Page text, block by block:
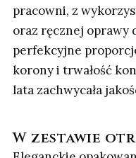
pracowni, z
oraz ręcznej oprawy
perfekcyjne
korony i trwałość
lata zachwycała
W zestawie